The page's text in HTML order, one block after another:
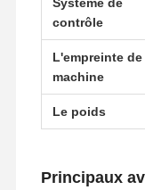
contrôle
L'empreinte de
machine
Le poids
Principaux